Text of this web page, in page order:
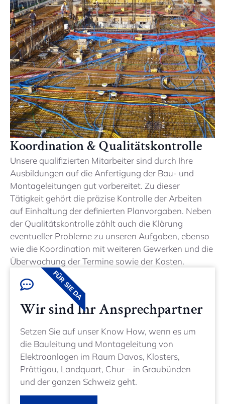
Koordination & Qualitätskontrolle
Unsere qualifizierten Mitarbeiter sind durch Ihre
Ausbildungen auf die Anfertigung der Bau- und
Montageleitungen gut vorbereitet. Zu dieser
Tätigkeit gehört die präzise Kontrolle der Arbeiten
auf Einhaltung der definierten Planvorgaben. Neben
der Qualitätskontrolle zählt auch die Klärung
eventueller Probleme zu unseren Aufgaben, ebenso
wie die Koordination mit weiteren Gewerken und die
Überwachung der Termine sowie der Kosten.
Wir sind Ihr Ansprechpartner
Setzen Sie auf unser Know How, wenn es um
die Bauleitung und Montageleitung von
Elektroanlagen im Raum Davos, Klosters,
Prättigau, Landquart, Chur – in Graubünden
und der ganzen Schweiz geht.
FÜR SIE DA